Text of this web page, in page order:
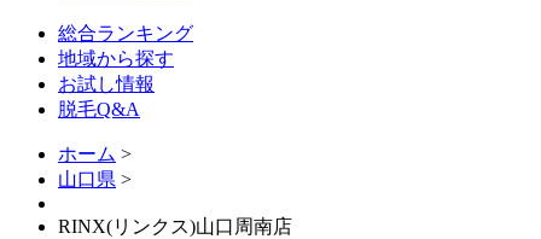
総合ランキング
地域から探す
お試し情報
脱毛Q&A
ホーム >
山口県 >
RINX(リンクス)山口周南店